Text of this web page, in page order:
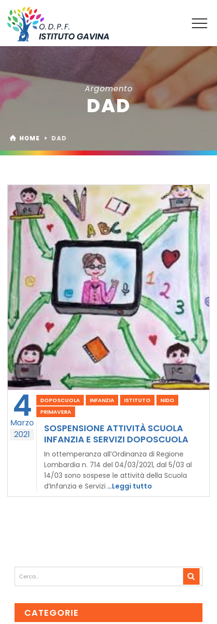
Argomento
DAD
HOME > DAD
4
Marzo
2021
DOPOSCUOLA INFANZIA ISTITUTO
NIDO
PRIMAVERA
SOSPENSIONE ATTIVITÀ SCUOLA
INFANZIA E SERVIZI DOPOSCUOLA
In ottemperanza all’Ordinanza di Regione
Lombardia n. 714 del 04/03/2021, dal 5/03 al
14/03 sono sospese le attività della Scuola
d’Infanzia e Servizi …Leggi tutto
CATEGORIE